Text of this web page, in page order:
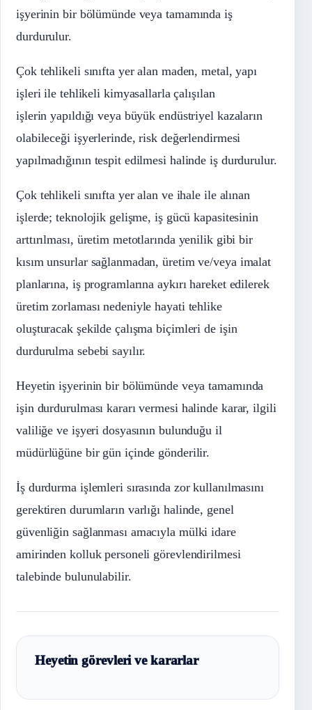
işyerinin bir bölümünde veya tamamında iş
durdurulur.
Çok tehlikeli sınıfta yer alan maden, metal, yapı
işleri ile tehlikeli kimyasallarla çalışılan
işlerin yapıldığı veya büyük endüstriyel kazaların
olabileceği işyerlerinde, risk değerlendirmesi
yapılmadığının tespit edilmesi halinde iş durdurulur.
Çok tehlikeli sınıfta yer alan ve ihale ile alınan
işlerde; teknolojik gelişme, iş gücü kapasitesinin
arttırılması, üretim metotlarında yenilik gibi bir
kısım unsurlar sağlanmadan, üretim ve/veya imalat
planlarına, iş programlarına aykırı hareket edilerek
üretim zorlaması nedeniyle hayati tehlike
oluşturacak şekilde çalışma biçimleri de işin
durdurulma sebebi sayılır.
Heyetin işyerinin bir bölümünde veya tamamında
işin durdurulması kararı vermesi halinde karar, ilgili
valiliğe ve işyeri dosyasının bulunduğu il
müdürlüğüne bir gün içinde gönderilir.
İş durdurma işlemleri sırasında zor kullanılmasını
gerektiren durumların varlığı halinde, genel
güvenliğin sağlanması amacıyla mülki idare
amirinden kolluk personeli görevlendirilmesi
talebinde bulunulabilir.
Heyetin görevleri ve kararlar